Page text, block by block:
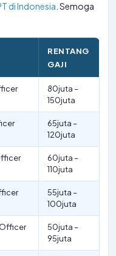
di Indonesia . Semoga
RENTANG
GAJI
80juta –
150juta
65juta –
120juta
60juta –
110juta
55juta –
100juta
50juta –
95juta